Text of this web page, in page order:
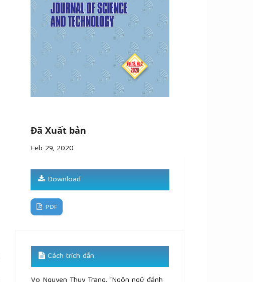
Đã Xuất bản
Feb 29, 2020
Download
PDF
Cách trích dẫn